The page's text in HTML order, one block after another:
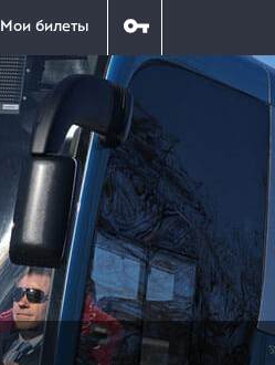
Мои билеты